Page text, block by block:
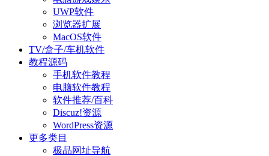
UWP软件
浏览器扩展
MacOS软件
TV/盒子/车机软件
教程源码
手机软件教程
电脑软件教程
软件推荐/百科
Discuz!资源
WordPress资源
更多类目
极品网址导航